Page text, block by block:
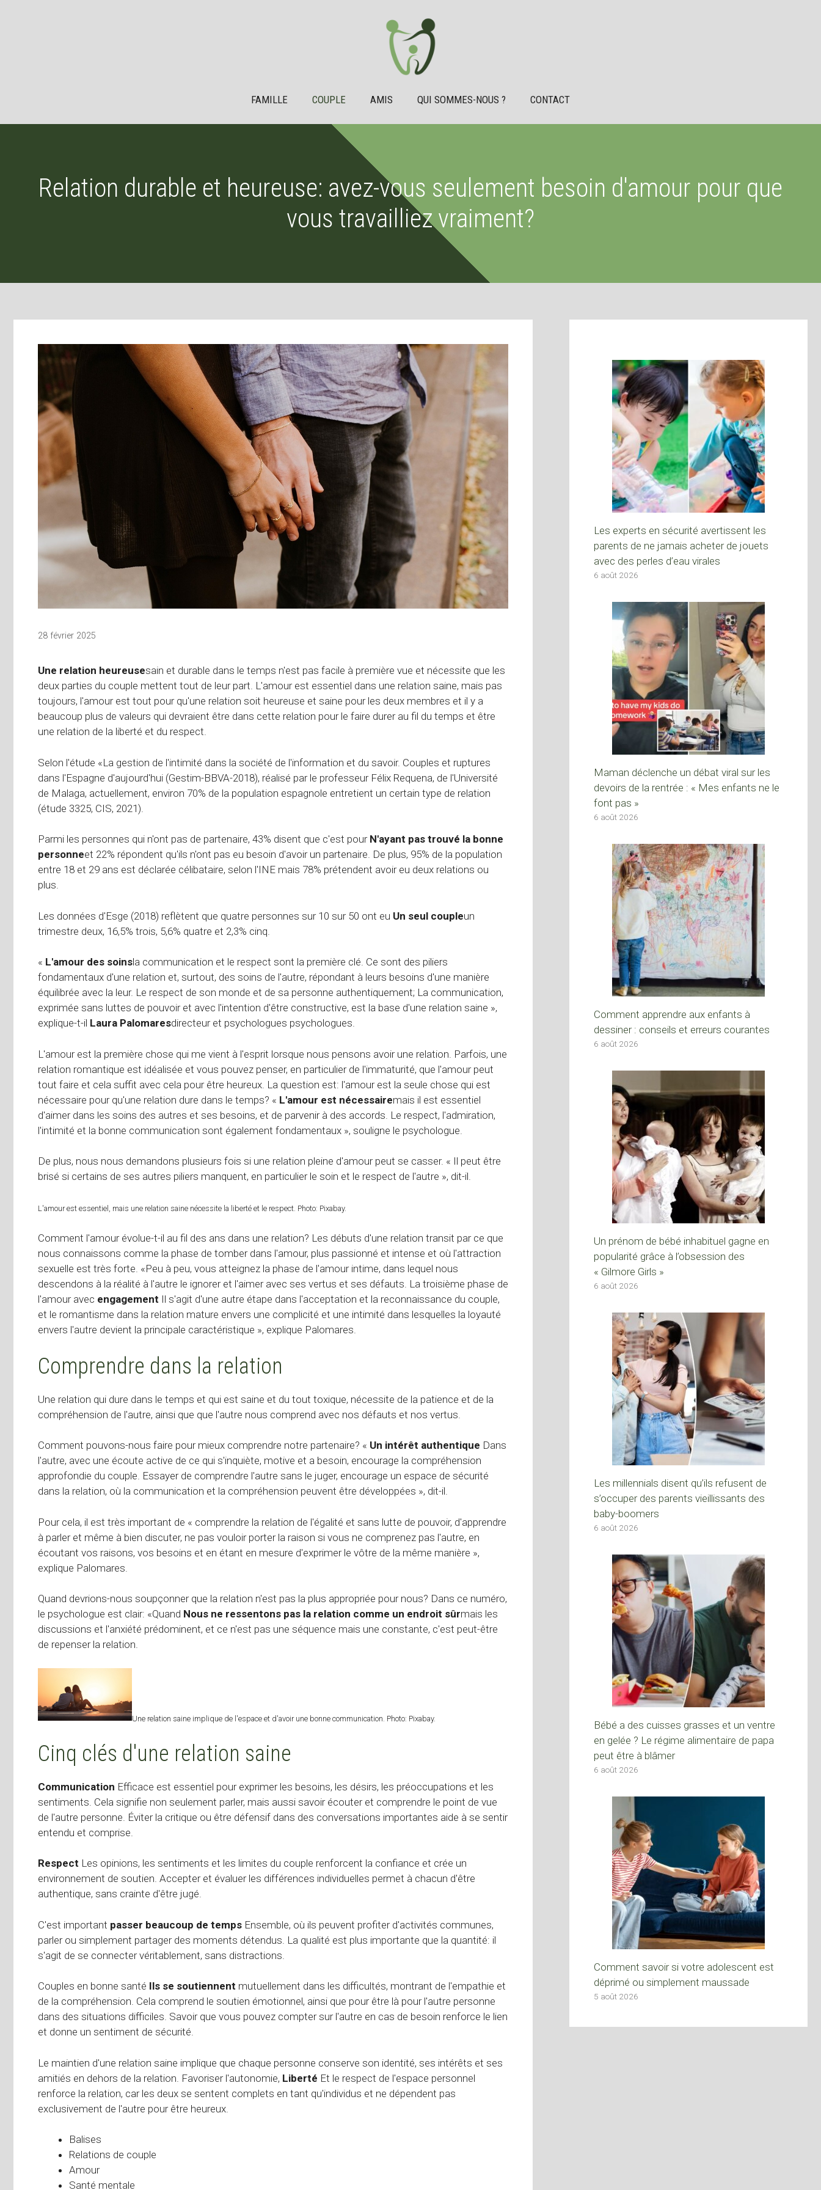
FAMILLE COUPLE AMIS QUI SOMMES-NOUS ? CONTACT
Relation durable et heureuse: avez-vous seulement besoin d'amour pour que
vous travailliez vraiment?
28 février 2025
Une relation heureusesain et durable dans le temps n'est pas facile à première vue et nécessite que les
deux parties du couple mettent tout de leur part. L'amour est essentiel dans une relation saine, mais pas
toujours, l'amour est tout pour qu'une relation soit heureuse et saine pour les deux membres et il y a
beaucoup plus de valeurs qui devraient être dans cette relation pour le faire durer au fil du temps et être
une relation de la liberté et du respect.
Selon l'étude «La gestion de l'intimité dans la société de l'information et du savoir. Couples et ruptures
dans l'Espagne d'aujourd'hui (Gestim-BBVA-2018), réalisé par le professeur Félix Requena, de l'Université
de Malaga, actuellement, environ 70% de la population espagnole entretient un certain type de relation
(étude 3325, CIS, 2021).
Parmi les personnes qui n'ont pas de partenaire, 43% disent que c'est pour N'ayant pas trouvé la bonne
personneet 22% répondent qu'ils n'ont pas eu besoin d'avoir un partenaire. De plus, 95% de la population
entre 18 et 29 ans est déclarée célibataire, selon l'INE mais 78% prétendent avoir eu deux relations ou
plus.
Les données d'Esge (2018) reflètent que quatre personnes sur 10 sur 50 ont eu Un seul coupleun
trimestre deux, 16,5% trois, 5,6% quatre et 2,3% cinq.
« L'amour des soinsla communication et le respect sont la première clé. Ce sont des piliers
fondamentaux d'une relation et, surtout, des soins de l'autre, répondant à leurs besoins d'une manière
équilibrée avec la leur. Le respect de son monde et de sa personne authentiquement; La communication,
exprimée sans luttes de pouvoir et avec l'intention d'être constructive, est la base d'une relation saine »,
explique-t-il Laura Palomaresdirecteur et psychologues psychologues.
L'amour est la première chose qui me vient à l'esprit lorsque nous pensons avoir une relation. Parfois, une
relation romantique est idéalisée et vous pouvez penser, en particulier de l'immaturité, que l'amour peut
tout faire et cela suffit avec cela pour être heureux. La question est: l'amour est la seule chose qui est
nécessaire pour qu'une relation dure dans le temps? « L'amour est nécessairemais il est essentiel
d'aimer dans les soins des autres et ses besoins, et de parvenir à des accords. Le respect, l'admiration,
l'intimité et la bonne communication sont également fondamentaux », souligne le psychologue.
De plus, nous nous demandons plusieurs fois si une relation pleine d'amour peut se casser. « Il peut être
brisé si certains de ses autres piliers manquent, en particulier le soin et le respect de l'autre », dit-il.
L'amour est essentiel, mais une relation saine nécessite la liberté et le respect. Photo: Pixabay.
Comment l'amour évolue-t-il au fil des ans dans une relation? Les débuts d'une relation transit par ce que
nous connaissons comme la phase de tomber dans l'amour, plus passionné et intense et où l'attraction
sexuelle est très forte. «Peu à peu, vous atteignez la phase de l'amour intime, dans lequel nous
descendons à la réalité à l'autre le ignorer et l'aimer avec ses vertus et ses défauts. La troisième phase de
l'amour avec engagement Il s'agit d'une autre étape dans l'acceptation et la reconnaissance du couple,
et le romantisme dans la relation mature envers une complicité et une intimité dans lesquelles la loyauté
envers l'autre devient la principale caractéristique », explique Palomares.
Comprendre dans la relation
Une relation qui dure dans le temps et qui est saine et du tout toxique, nécessite de la patience et de la
compréhension de l'autre, ainsi que que l'autre nous comprend avec nos défauts et nos vertus.
Comment pouvons-nous faire pour mieux comprendre notre partenaire? « Un intérêt authentique Dans
l'autre, avec une écoute active de ce qui s'inquiète, motive et a besoin, encourage la compréhension
approfondie du couple. Essayer de comprendre l'autre sans le juger, encourage un espace de sécurité
dans la relation, où la communication et la compréhension peuvent être développées », dit-il.
Pour cela, il est très important de « comprendre la relation de l'égalité et sans lutte de pouvoir, d'apprendre
à parler et même à bien discuter, ne pas vouloir porter la raison si vous ne comprenez pas l'autre, en
écoutant vos raisons, vos besoins et en étant en mesure d'exprimer le vôtre de la même manière »,
explique Palomares.
Quand devrions-nous soupçonner que la relation n'est pas la plus appropriée pour nous? Dans ce numéro,
le psychologue est clair: «Quand Nous ne ressentons pas la relation comme un endroit sûrmais les
discussions et l'anxiété prédominent, et ce n'est pas une séquence mais une constante, c'est peut-être
de repenser la relation.
Une relation saine implique de l'espace et d'avoir une bonne communication. Photo: Pixabay.
Cinq clés d'une relation saine
Communication Efficace est essentiel pour exprimer les besoins, les désirs, les préoccupations et les
sentiments. Cela signifie non seulement parler, mais aussi savoir écouter et comprendre le point de vue
de l'autre personne. Éviter la critique ou être défensif dans des conversations importantes aide à se sentir
entendu et comprise.
Respect Les opinions, les sentiments et les limites du couple renforcent la confiance et crée un
environnement de soutien. Accepter et évaluer les différences individuelles permet à chacun d'être
authentique, sans crainte d'être jugé.
C'est important passer beaucoup de temps Ensemble, où ils peuvent profiter d'activités communes,
parler ou simplement partager des moments détendus. La qualité est plus importante que la quantité: il
s'agit de se connecter véritablement, sans distractions.
Couples en bonne santé Ils se soutiennent mutuellement dans les difficultés, montrant de l'empathie et
de la compréhension. Cela comprend le soutien émotionnel, ainsi que pour être là pour l'autre personne
dans des situations difficiles. Savoir que vous pouvez compter sur l'autre en cas de besoin renforce le lien
et donne un sentiment de sécurité.
Le maintien d'une relation saine implique que chaque personne conserve son identité, ses intérêts et ses
amitiés en dehors de la relation. Favoriser l'autonomie, Liberté Et le respect de l'espace personnel
renforce la relation, car les deux se sentent complets en tant qu'individus et ne dépendent pas
exclusivement de l'autre pour être heureux.
Balises
Relations de couple
Amour
Santé mentale
Les experts en sécurité avertissent les
parents de ne jamais acheter de jouets
avec des perles d’eau virales
6 août 2026
Maman déclenche un débat viral sur les
devoirs de la rentrée : « Mes enfants ne le
font pas »
6 août 2026
Comment apprendre aux enfants à
dessiner : conseils et erreurs courantes
6 août 2026
Un prénom de bébé inhabituel gagne en
popularité grâce à l’obsession des
« Gilmore Girls »
6 août 2026
Les millennials disent qu’ils refusent de
s’occuper des parents vieillissants des
baby-boomers
6 août 2026
Bébé a des cuisses grasses et un ventre
en gelée ? Le régime alimentaire de papa
peut être à blâmer
6 août 2026
Comment savoir si votre adolescent est
déprimé ou simplement maussade
5 août 2026